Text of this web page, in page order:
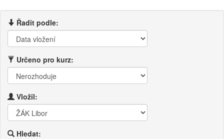
Řadit podle:
Určeno pro kurz:
Vložil:
Hledat: